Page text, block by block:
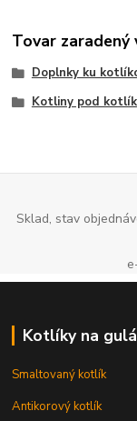
Tovar zaradený
Doplnky ku
Kotliny pod
Sklad, stav
Kotlíky na
Smaltovaný kotlík
Antikorový kotlík